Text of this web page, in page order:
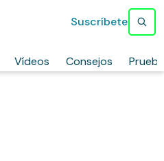
Vídeos Consejos
Suscríbete